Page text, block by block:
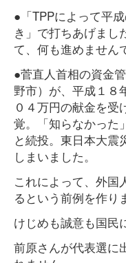
●「TPPによって平
き」で打ちあげまし
て、何も進めません
●菅直人首相の資金
野市）が、平成１８
０４万円の献金を受
覚。「知らなかった
と続投。東日本大震
しまいました。
これによって、外国
るという前例を作り
けじめも誠意も国民
前原さんが代表選に